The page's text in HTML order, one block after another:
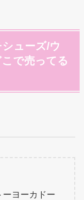
ューズ/ウ
で売ってる
ヨーカドー